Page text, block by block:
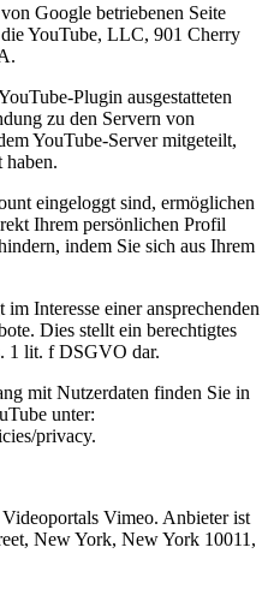
Google betriebenen Seite
YouTube, LLC, 901 Cherry
Plugin ausgestatteten
zu den Servern von
YouTube-Server mitgeteilt,
haben.
eingeloggt sind, ermöglichen
Ihrem persönlichen Profil
indem Sie sich aus Ihrem
Interesse einer ansprechenden
Dies stellt ein berechtigtes
1 lit. f DSGVO dar.
mit Nutzerdaten finden Sie in
unter:
privacy.
Vimeo. Anbieter ist
New York, New York 10011,